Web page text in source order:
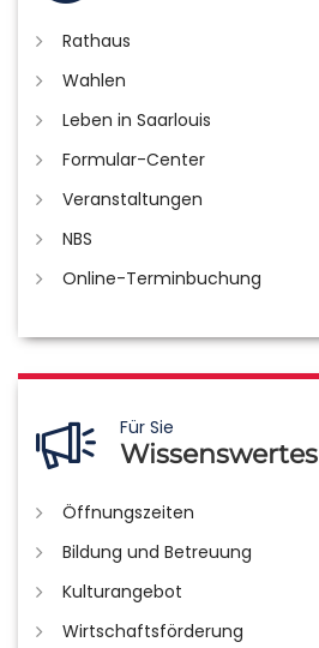
Rathaus
Wahlen
Leben in Saarlouis
Formular-Center
Veranstaltungen
NBS
Online-Terminbuchung
Für Sie
Wissenswertes
Öffnungszeiten
Bildung und Betreuung
Kulturangebot
Wirtschaftsförderung